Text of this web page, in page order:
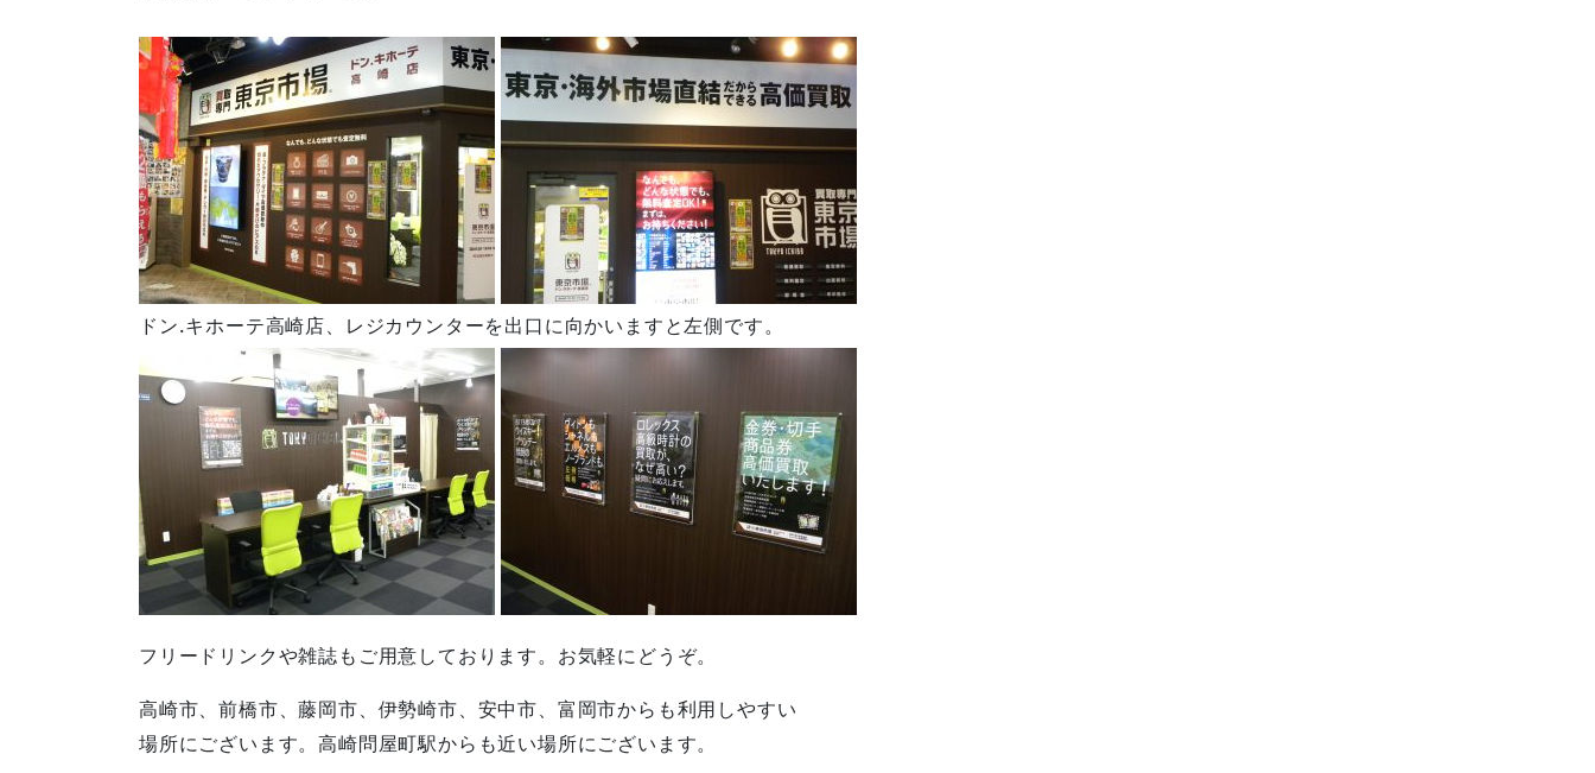
ドン.キホーテ高崎店、レジカウンターを出口に向かいますと左側です。
フリードリンクや雑誌もご用意しております。お気軽にどうぞ。
高崎市、前橋市、藤岡市、伊勢崎市、安中市、富岡市からも利用しやすい
場所にございます。高崎問屋町駅からも近い場所にございます。